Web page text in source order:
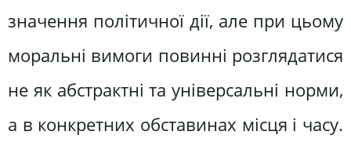
значення політичної дії, але при цьому
моральні вимоги повинні розглядатися
не як абстрактні та універсальні норми,
а в конкретних обставинах місця і часу.